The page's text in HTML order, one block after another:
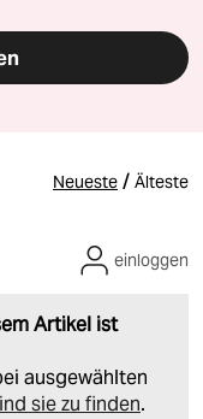
Neueste / Älteste
Artikel ist
ausgewählten
sie zu finden.
einloggen